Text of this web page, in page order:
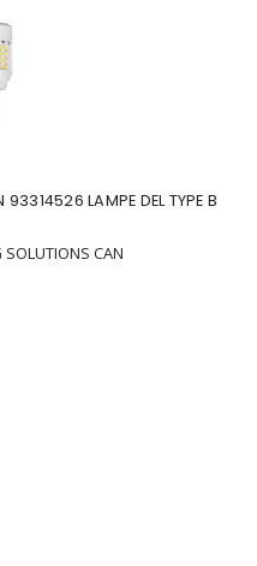
LAMPE DEL TYPE B
SOLUTIONS CAN